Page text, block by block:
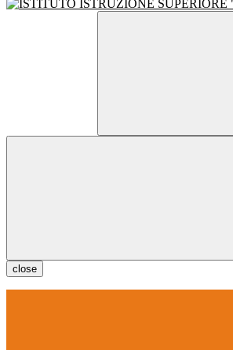
close